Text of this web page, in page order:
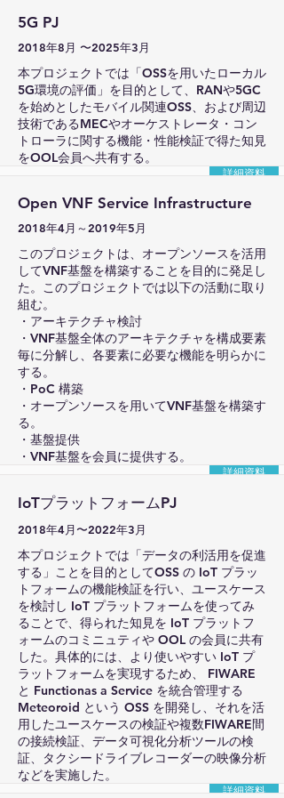
5G PJ
2018年8月 〜2025年3月
本プロジェクトでは「OSSを用いたローカル
5G環境の評価」を目的として、RANや5GC
を始めとしたモバイル関連OSS、および周辺
技術であるMECやオーケストレータ・コン
トローラに関する機能・性能検証で得た知見
をOOL会員へ共有する。
詳細資料
Open VNF Service Infrastructure
2018年4月～2019年5月
このプロジェクトは、オープンソースを活用
してVNF基盤を構築することを目的に発足し
た。このプロジェクトでは以下の活動に取り
組む。
・アーキテクチャ検討
・VNF基盤全体のアーキテクチャを構成要素
毎に分解し、各要素に必要な機能を明らかに
する。
・PoC 構築
・オープンソースを用いてVNF基盤を構築す
る。
・基盤提供
・VNF基盤を会員に提供する。
詳細資料
IoTプラットフォームPJ
2018年4月〜2022年3月
本プロジェクトでは「データの利活用を促進
する」ことを目的としてOSS の IoT プラッ
トフォームの機能検証を行い、ユースケース
を検討し IoT プラットフォームを使ってみ
ることで、得られた知見を IoT プラットフ
ォームのコミニュティや OOL の会員に共有
した。具体的には、より使いやすい IoT プ
ラットフォームを実現するため、 FIWARE
と Functionas a Service を統合管理する
Meteoroid という OSS を開発し、それを活
用したユースケースの検証や複数FIWARE間
の接続検証、データ可視化分析ツールの検
証、タクシードライブレコーダーの映像分析
などを実施した。
詳細資料